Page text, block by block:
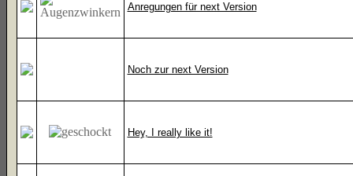
Anregungen für next Version
Noch zur next Version
Hey, I really like it!